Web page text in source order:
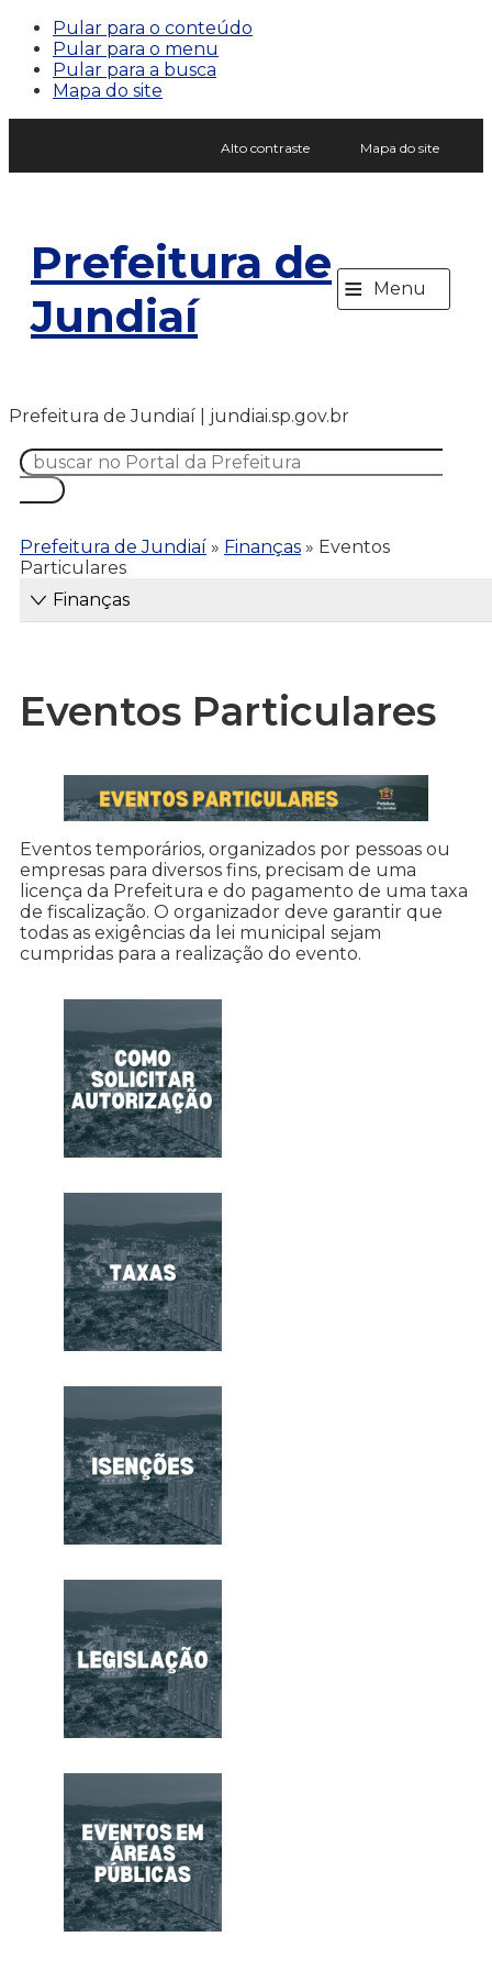
Pular para o conteúdo
Pular para o menu
Pular para a busca
Mapa do site
Alto contraste Mapa do site
Prefeitura de
Jundiaí
≡ Menu
Prefeitura de Jundiaí | jundiai.sp.gov.br
Prefeitura de Jundiaí » Finanças » Eventos
Particulares
Finanças
Eventos Particulares
Eventos temporários, organizados por pessoas ou
empresas para diversos fins, precisam de uma
licença da Prefeitura e do pagamento de uma taxa
de fiscalização. O organizador deve garantir que
todas as exigências da lei municipal sejam
cumpridas para a realização do evento.